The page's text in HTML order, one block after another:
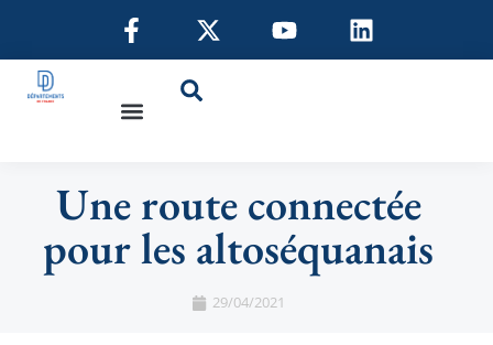
Une route connectée
pour les altoséquanais
29/04/2021